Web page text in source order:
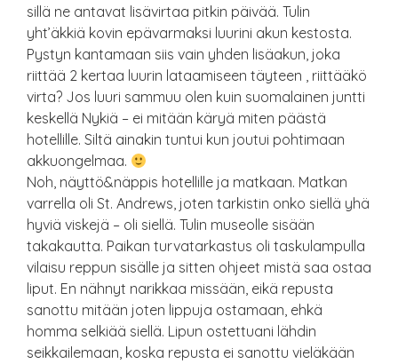
sillä ne antavat lisävirtaa pitkin päivää. Tulin
yht’äkkiä kovin epävarmaksi luurini akun kestosta.
Pystyn kantamaan siis vain yhden lisäakun, joka
riittää 2 kertaa luurin lataamiseen täyteen , riittääkö
virta? Jos luuri sammuu olen kuin suomalainen juntti
keskellä Nykiä – ei mitään käryä miten päästä
hotellille. Siltä ainakin tuntui kun joutui pohtimaan
akkuongelmaa.
Noh, näyttö&näppis hotellille ja matkaan. Matkan
varrella oli St. Andrews, joten tarkistin onko siellä yhä
hyviä viskejä – oli siellä. Tulin museolle sisään
takakautta. Paikan turvatarkastus oli taskulampulla
vilaisu reppun sisälle ja sitten ohjeet mistä saa ostaa
liput. En nähnyt narikkaa missään, eikä repusta
sanottu mitään joten lippuja ostamaan, ehkä
homma selkiää siellä. Lipun ostettuani lähdin
seikkailemaan, koska repusta ei sanottu vieläkään